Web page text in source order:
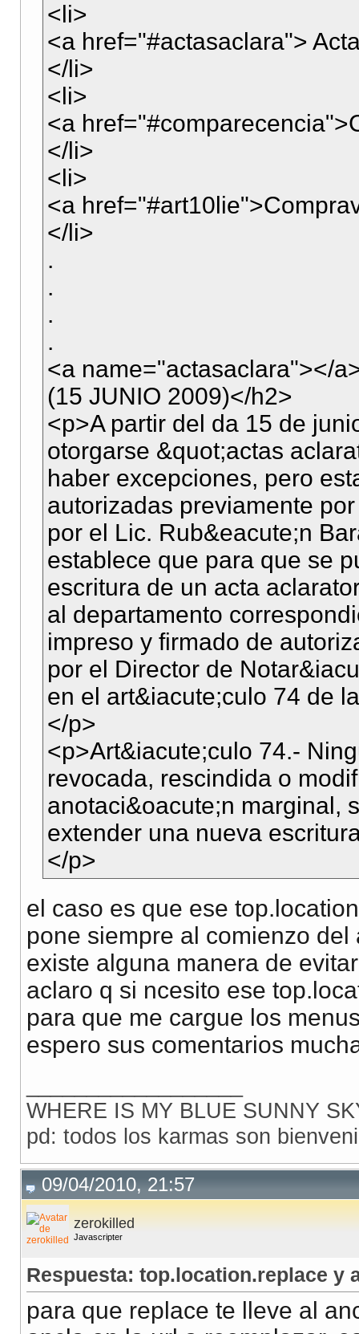
<li>
<a href="#actasaclara">
</li>
<li>
<a
</li>
<li>
<a
</li>
.
.
.
.
<a name="actasaclara"></
(15 JUNIO 2009)</h2>
<p>A partir del da 15 de
otorgarse &quot;actas
haber excepciones, pero
autorizadas previamente
por el Lic. Rub&eacute;n
establece que para que se
escritura de un acta
al departamento
impreso y firmado de
por el Director de
en el art&iacute;culo 74 de
</p>
<p>Art&iacute;culo 74.-
revocada, rescindida o
anotaci&oacute;n marginal,
extender una nueva
</p>
el caso es que ese
pone siempre al comienzo del
existe alguna manera de
aclaro q si ncesito ese
para que me cargue los
espero sus comentarios
WHERE IS MY BLUE SUNNY
pd: todos los karmas son
09/04/2010, 21:57
zerokilled
Javascripter
Respuesta: top.location.replace y
para que replace te lleve al